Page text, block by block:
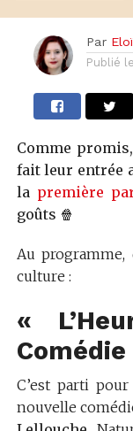
Par
Publié le
Comme
fait leur entrée
la première
goûts 🍿
Au
culture :
«
Comédie
C’est parti
nouvelle